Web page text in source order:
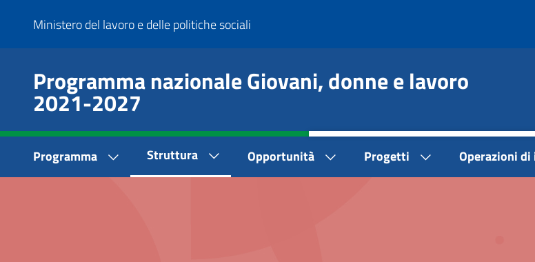
contenuto
Ministero del lavoro e delle politiche sociali
Programma nazionale Giovani, donne e lavoro
2021-2027
Main
Menu
Programma Struttura Opportunità Progetti Operazioni